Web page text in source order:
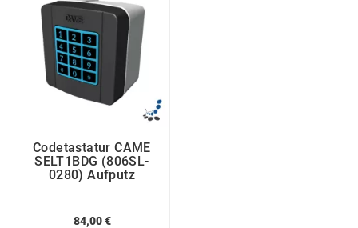
Codetastatur CAME
SELT1BDG (806SL-
0280) Aufputz
84,00 €